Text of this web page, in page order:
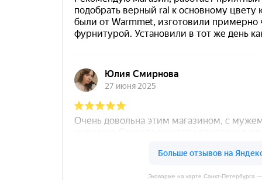
Эковарме на карте Санкт‑Петербурга